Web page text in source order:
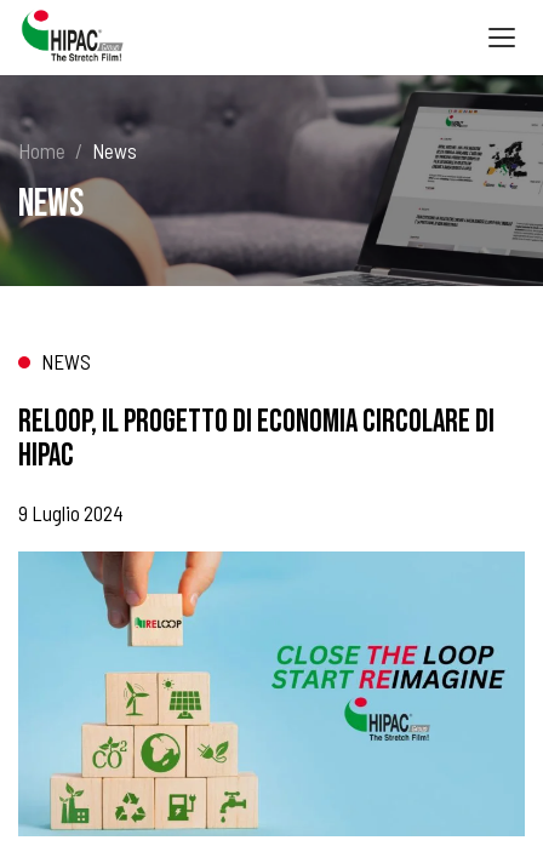
Home News
News
NEWS
RELOOP, IL PROGETTO DI ECONOMIA CIRCOLARE DI
HIPAC
9 Luglio 2024